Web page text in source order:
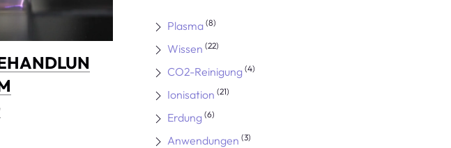
Plasma (8)
Wissen (22)
CO2-Reinigung (4)
Ionisation (21)
Erdung (6)
Anwendungen (3)